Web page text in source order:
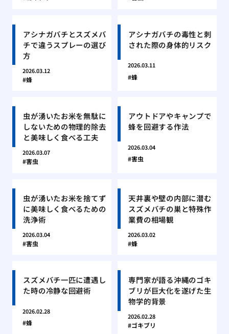
アシナガバチとスズメバ
チで違うスプレーの選び
方
2026.03.12
蜂
アシナガバチの毒性と刺
された際の身体的リスク
2026.03.11
蜂
虫が湧いたお米を無駄に
しないための物理的除去
と美味しく食べる工夫
2026.03.07
害虫
アウトドアやキャンプで
蜂を回避する作法
2026.03.04
害虫
虫が湧いたお米を捨てず
に美味しく食べるための
洗浄術
2026.03.04
害虫
天井裏や壁の内部に潜む
スズメバチの巣と特殊作
業費の相場観
2026.03.02
蜂
スズメバチ一匹に遭遇し
た時の冷静な回避術
2026.02.28
蜂
専門家が語る沖縄のゴキ
ブリが巨大化を遂げた生
物学的背景
2026.02.28
ゴキブリ